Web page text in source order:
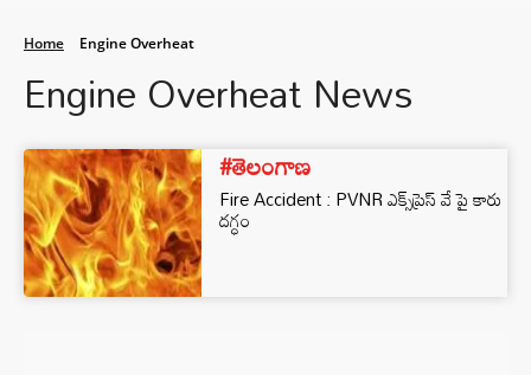
Home Engine Overheat
Engine Overheat News
#తెలంగాణ
Fire Accident : PVNR ఎక్స్‌ప్రెస్ వే పై కారు
దగ్ధం